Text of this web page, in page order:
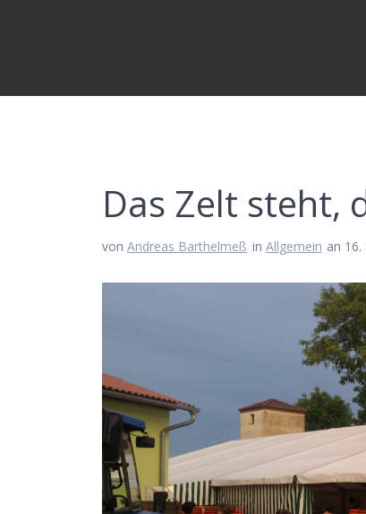
Das Zelt steht,
vonAndreas Barthelmeß in Allgemein an